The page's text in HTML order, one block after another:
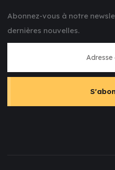
Abonnez-vous à notre
dernières nouvelles.